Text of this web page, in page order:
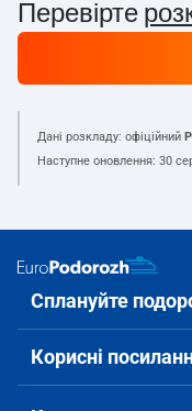
Перевірте
Дані розкладу: офіційний
Наступне оновлення: 30
Сплануйте
Корисні